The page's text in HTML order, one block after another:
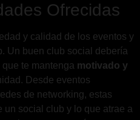
Ofrecidas
y calidad de los eventos y
Un buen club social debería
te mantenga motivado y
Desde eventos
de networking, estas
un social club y lo que atrae a